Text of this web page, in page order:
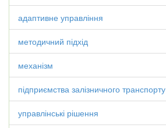
адаптивне управління
методичний підхід
механізм
підприємства залізничного транспорту
управлінські рішення